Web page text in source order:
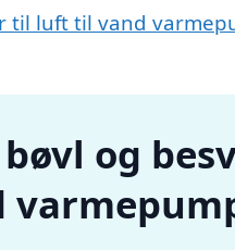
til luft til vand
og